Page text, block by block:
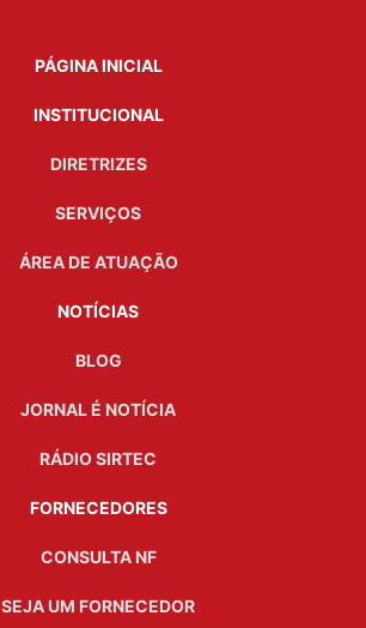
PÁGINA INICIAL
INSTITUCIONAL
DIRETRIZES
SERVIÇOS
ÁREA DE ATUAÇÃO
NOTÍCIAS
BLOG
JORNAL É NOTÍCIA
RÁDIO SIRTEC
FORNECEDORES
CONSULTA NF
SEJA UM FORNECEDOR